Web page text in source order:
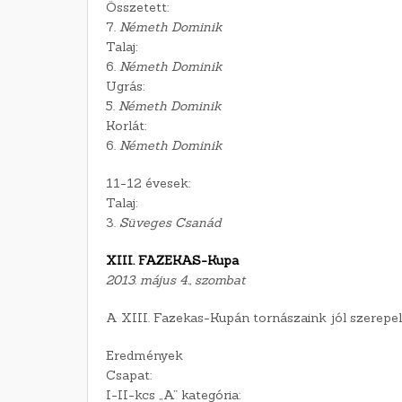
Összetett:
7. Németh Dominik
Talaj:
6. Németh Dominik
Ugrás:
5. Németh Dominik
Korlát:
6. Németh Dominik
11-12 évesek:
Talaj:
3. Süveges Csanád
XIII. FAZEKAS-Kupa
2013. május 4., szombat
A XIII. Fazekas-Kupán tornászaink jól
Eredmények
Csapat:
I-II-kcs „A” kategória: